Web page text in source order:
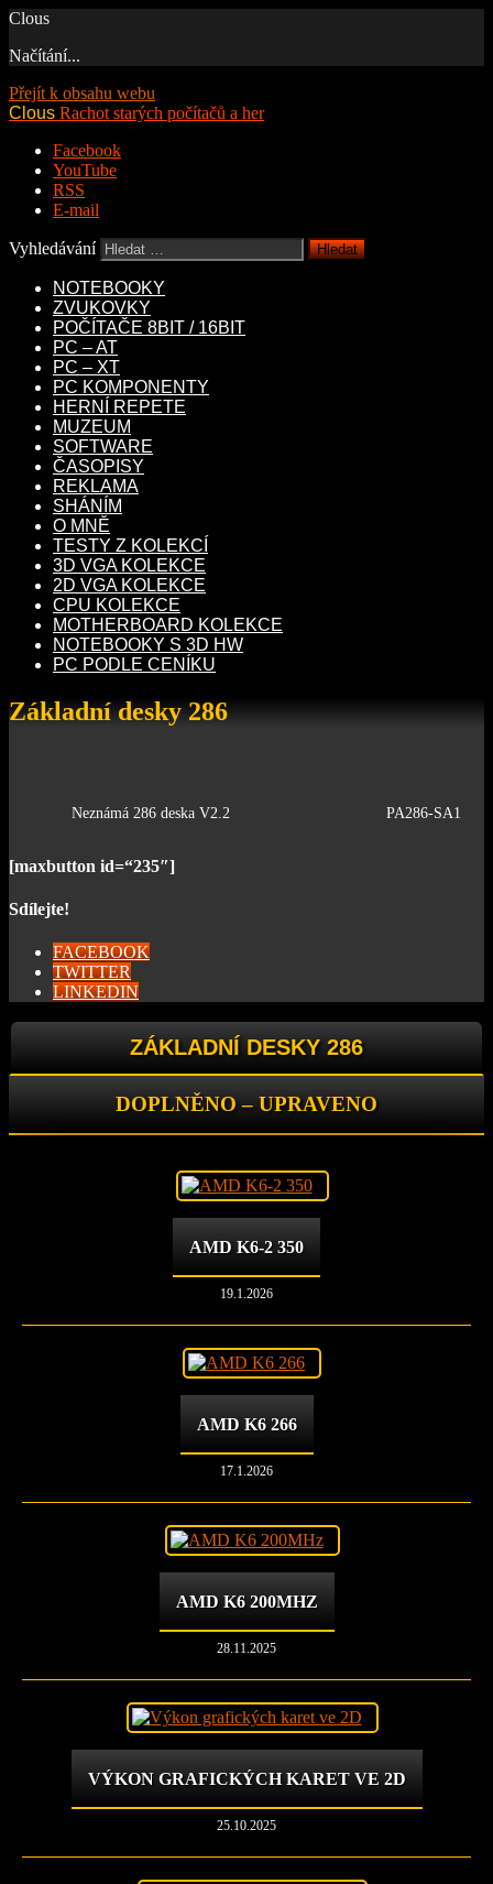
Clous
Načítání...
Přejít k obsahu webu
Clous Rachot starých počítačů a her
Facebook
YouTube
RSS
E-mail
Vyhledávání
NOTEBOOKY
ZVUKOVKY
POČÍTAČE 8BIT / 16BIT
PC – AT
PC – XT
PC KOMPONENTY
HERNÍ REPETE
MUZEUM
SOFTWARE
ČASOPISY
REKLAMA
SHÁNÍM
O MNĚ
TESTY Z KOLEKCÍ
3D VGA KOLEKCE
2D VGA KOLEKCE
CPU KOLEKCE
MOTHERBOARD KOLEKCE
NOTEBOOKY S 3D HW
PC PODLE CENÍKU
Základní desky 286
Neznámá 286 deska V2.2 PA286-SA1
[maxbutton id=“235″]
Sdílejte!
FACEBOOK
TWITTER
LINKEDIN
ZÁKLADNÍ DESKY 286
DOPLNĚNO – UPRAVENO
AMD K6-2 350
19.1.2026
AMD K6 266
17.1.2026
AMD K6 200MHZ
28.11.2025
VÝKON GRAFICKÝCH KARET VE 2D
25.10.2025